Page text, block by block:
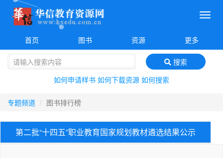
菜
首页
图书 资源 更多
搜索
如何申请样书 如何下载资源 如何搜索
专题频道 图书排行榜
第二批“十四五”职业教育国家规划教材遴选结果公示